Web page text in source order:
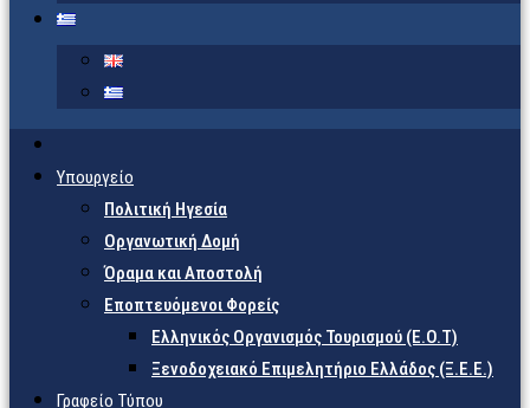
Υπουργείο
Πολιτική Ηγεσία
Οργανωτική Δομή
Όραμα και Αποστολή
Εποπτευόμενοι Φορείς
Eλληνικός Οργανισμός Τουρισμού (Ε.Ο.Τ)
Ξενοδοχειακό Επιμελητήριο Ελλάδος (Ξ.Ε.Ε.)
Γραφείο Τύπου